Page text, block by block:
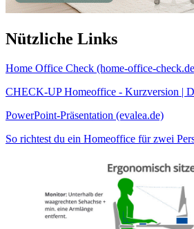
Nützliche Links
Home Office Check (home-office-
CHECK-UP Homeoffice - Kurzversion |
PowerPoint-Präsentation (evalea.de)
So richtest du ein Homeoffice für zwei